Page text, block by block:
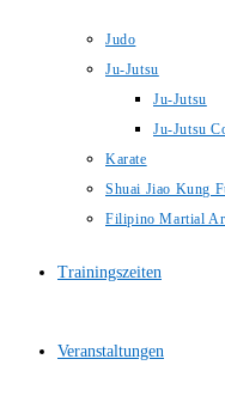
Judo
Ju-Jutsu
Ju-Jutsu
Ju-Jutsu
Karate
Shuai Jiao Kung
Filipino Martial
Trainingszeiten
Veranstaltungen